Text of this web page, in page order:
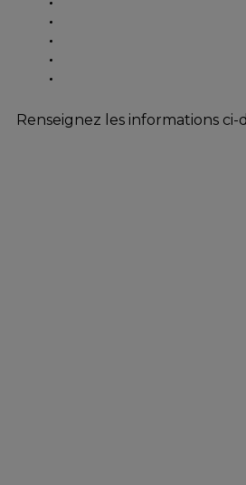
Renseignez les informations